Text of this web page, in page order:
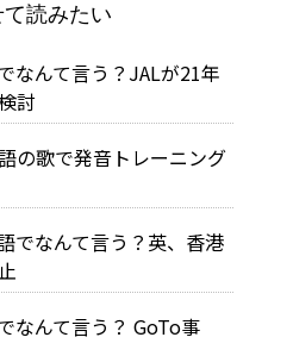
読みたい
なんて言う？JALが21年
討
の歌で発音トレーニング
でなんて言う？英、香港
なんて言う？ GoTo事